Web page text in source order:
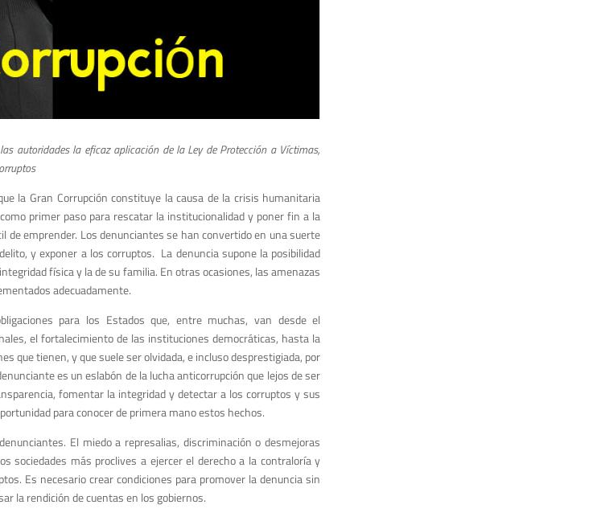
autoridades la eficaz aplicación de la Ley de Protección a Víctimas,
la Gran Corrupción constituye la causa de la crisis humanitaria
primer paso para rescatar la institucionalidad y poner fin a la
de emprender. Los denunciantes se han convertido en una suerte
y exponer a los corruptos. La denuncia supone la posibilidad
física y la de su familia. En otras ocasiones, las amenazas
adecuadamente.
para los Estados que, entre muchas, van desde el
el fortalecimiento de las instituciones democráticas, hasta la
que tienen, y que suele ser olvidada, e incluso desprestigiada, por
es un eslabón de la lucha anticorrupción que lejos de ser
fomentar la integridad y detectar a los corruptos y sus
para conocer de primera mano estos hechos.
El miedo a represalias, discriminación o desmejoras
sociedades más proclives a ejercer el derecho a la contraloría y
Es necesario crear condiciones para promover la denuncia sin
la rendición de cuentas en los gobiernos.